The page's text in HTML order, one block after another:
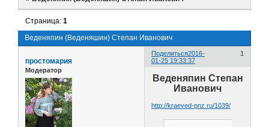
Веденяпин (Веденяшин) Степан Иванович
Страница:1
Поделиться 1
2016-
01-25 19:33:37
простомария
Модератор
Веденяпин Степан
Иванович
http://kraeved-pnz.ru/1039/